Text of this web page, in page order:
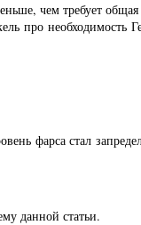
чем требует
про необходимость
фарса стал
данной статьи.